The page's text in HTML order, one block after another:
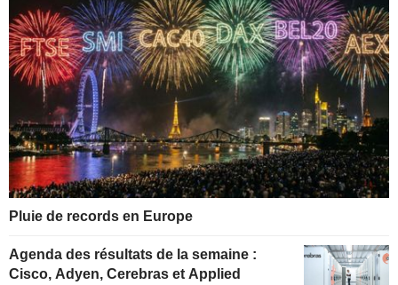
Pluie de records en Europe
Agenda des résultats de la semaine :
Cisco, Adyen, Cerebras et Applied